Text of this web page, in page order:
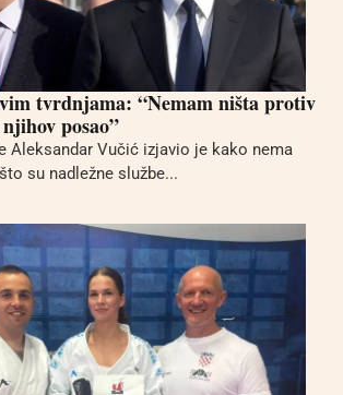
tvrdnjama: “Nemam ništa protiv
posao”
Aleksandar Vučić izjavio je kako nema
su nadležne službe...